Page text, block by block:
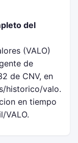
del
(VALO)
de
de CNV, en
historico/valo.
en tiempo
VALO.